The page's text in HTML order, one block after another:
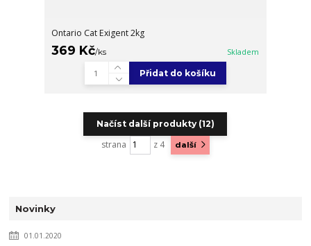
Ontario Cat Exigent 2kg
369 Kč/ks Skladem
Přidat do košíku
Načíst další produkty (12)
strana z 4 další
Novinky
01.01.2020